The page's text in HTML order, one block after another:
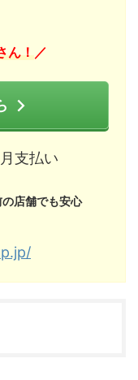
ん！／
支払い
店舗でも安心